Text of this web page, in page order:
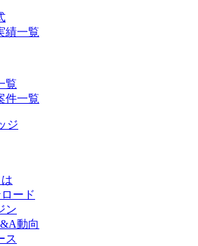
績一覧
覧
件一覧
ジ
ード
ン
動向
ス